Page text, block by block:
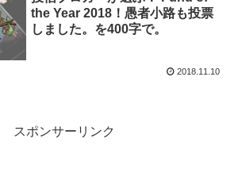
the Year 2018！愚者小路も投票
しました。を400字で。
2018.11.10
スポンサーリンク